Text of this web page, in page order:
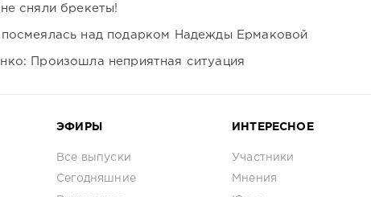
сняли брекеты!
над подарком Надежды Ермаковой
Произошла неприятная ситуация
ЭФИРЫ
Все выпуски
Сегодняшние
ИНТЕРЕСНОЕ
Участники
Мнения